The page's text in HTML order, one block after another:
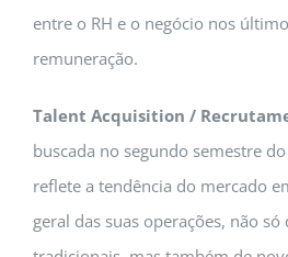
entre o RH e o negócio nos
remuneração.
Talent Acquisition /
buscada no segundo semestre
reflete a tendência do mercado
geral das suas operações, não só